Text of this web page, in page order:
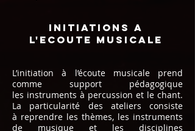
INITIATIONS a
L'ECOUTE MUSICALE
L’initiation à l’écoute musicale prend
comme support pédagogique
les instruments à percussion et le chant.
La particularité des ateliers consiste
à reprendre les thèmes, les instruments
de musique et les disciplines